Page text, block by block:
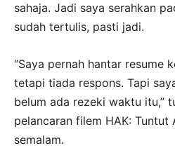
sahaja. Jadi saya serahkan
sudah tertulis, pasti jadi.
“Saya pernah hantar resume
tetapi tiada respons. Tapi
belum ada rezeki waktu itu,”
pelancaran filem HAK: Tuntut
semalam.